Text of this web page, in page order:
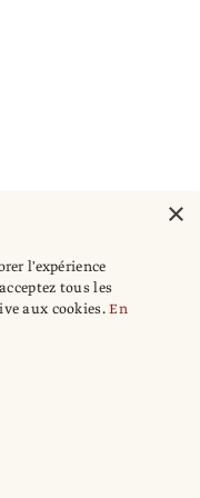
×
l'expérience
tous les
aux cookies.En